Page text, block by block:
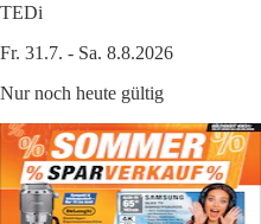
TEDi
Fr. 31.7. - Sa. 8.8.2026
Nur noch heute gültig